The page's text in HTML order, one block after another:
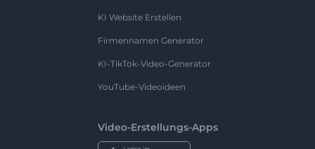
KI Website Erstellen
Firmennamen Generator
KI-TikTok-Video-Generator
YouTube-Videoideen
Video-Erstellungs-Apps